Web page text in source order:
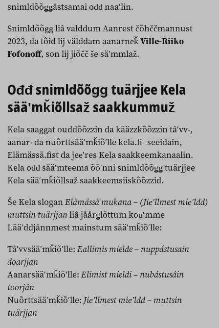
snimldõõǥǥâstsamai ođđ naaʹlin.
Snimldõõǥǥ liâ valddum Aanrest čõhččmannust
2023, da tõid lij välddam aanarneǩVille-Riiko
Fofonoff, son lij jiõčč še säʹmmlaž.
Ođđ snimldõõǥǥ tuärjjee Kela
sääʹmǩiõllsaž saakkummuž
Kela saaǥǥat ouddõõzzin da kääzzkõõzzin tâʹvv-,
aanar- da nuõrttsääʹmǩiõʹlle kela.fi- seeidain,
Elämässä.fist da jeeʹres Kela saakkeemkanaalin.
Kela ođđ sääʹmteema õõʹnni snimldõõǥǥ tuärjjee
Kela sääʹmǩiõllsaž saakkeemsiiskõõzzid.
Še Kela sloganElämässä mukana – (Jieʹllmest mieʹldd)
muttsin tuärjjanliâ jåårǥlõttum kouʹmme
Lääʹddjânnmest mainstum sääʹmǩiõʹlle:
Tâʹvvsääʹmǩiõʹlle: Eallimis mielde – nuppástusain
doarjjan
Aanarsääʹmǩiõʹlle: Elimist mieldi – nubástusâin
toorjân
Nuõrttsääʹmǩiõʹlle: Jieʹllmest mieʹldd – muttsin
tuärjjan